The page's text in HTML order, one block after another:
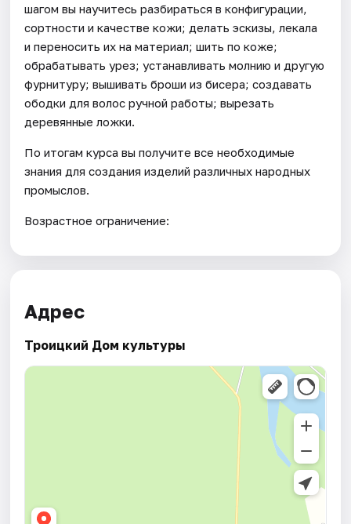
шагом вы научитесь разбираться в конфигурации,
сортности и качестве кожи; делать эскизы, лекала
и переносить их на материал; шить по коже;
обрабатывать урез; устанавливать молнию и другую
фурнитуру; вышивать броши из бисера; создавать
ободки для волос ручной работы; вырезать
деревянные ложки.
По итогам курса вы получите все необходимые
знания для создания изделий различных народных
промыслов.
Возрастное ограничение:
Адрес
Троицкий Дом культуры